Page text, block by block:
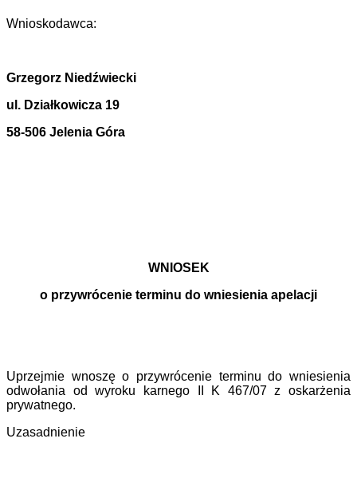
Wnioskodawca:
Grzegorz Niedźwiecki
ul. Działkowicza 19
58-506 Jelenia Góra
WNIOSEK
o przywrócenie terminu do wniesienia apelacji
Uprzejmie wnoszę o przywrócenie terminu do wniesienia
odwołania od wyroku karnego II K 467/07 z oskarżenia
prywatnego.
Uzasadnienie